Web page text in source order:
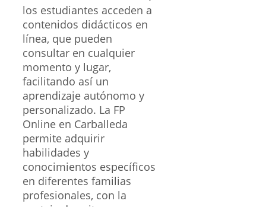
los estudiantes acceden a
contenidos didácticos en
línea, que pueden
consultar en cualquier
momento y lugar,
facilitando así un
aprendizaje autónomo y
personalizado. La FP
Online en Carballeda
permite adquirir
habilidades y
conocimientos específicos
en diferentes familias
profesionales, con la